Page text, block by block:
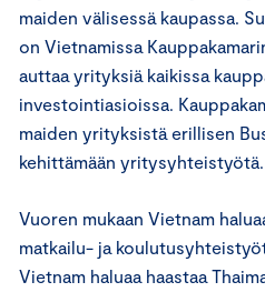
maiden välisessä kaupassa.
on Vietnamissa
auttaa yrityksiä kaikissa
investointiasioissa.
maiden yrityksistä erillisen
kehittämään yritysyhteistyötä.
Vuoren mukaan Vietnam
matkailu- ja
Vietnam haluaa haastaa